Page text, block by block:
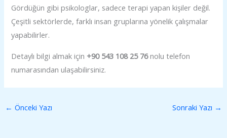
Gördüğün gibi psikologlar, sadece terapi yapan kişiler değil.
Çeşitli sektörlerde, farklı insan gruplarına yönelik çalışmalar
yapabilirler.
Detaylı bilgi almak için +90 543 108 25 76nolu telefon
numarasından ulaşabilirsiniz.
← Önceki Yazı Sonraki Yazı →